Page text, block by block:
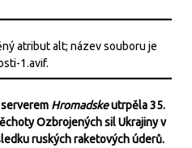
Hromadskeutrpěla 35.
Ozbrojených sil Ukrajiny v
ruských raketových úderů.